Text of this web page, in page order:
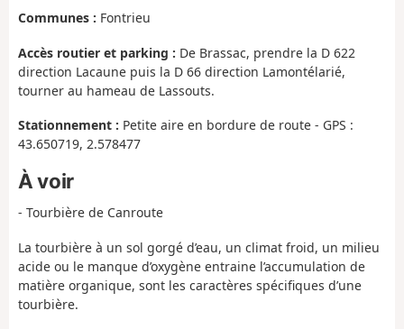
Communes : Fontrieu
Accès routier et parking : De Brassac, prendre la D 622
direction Lacaune puis la D 66 direction Lamontélarié,
tourner au hameau de Lassouts.
Stationnement : Petite aire en bordure de route - GPS :
43.650719, 2.578477
À voir
- Tourbière de Canroute
La tourbière à un sol gorgé d’eau, un climat froid, un milieu
acide ou le manque d’oxygène entraine l’accumulation de
matière organique, sont les caractères spécifiques d’une
tourbière.